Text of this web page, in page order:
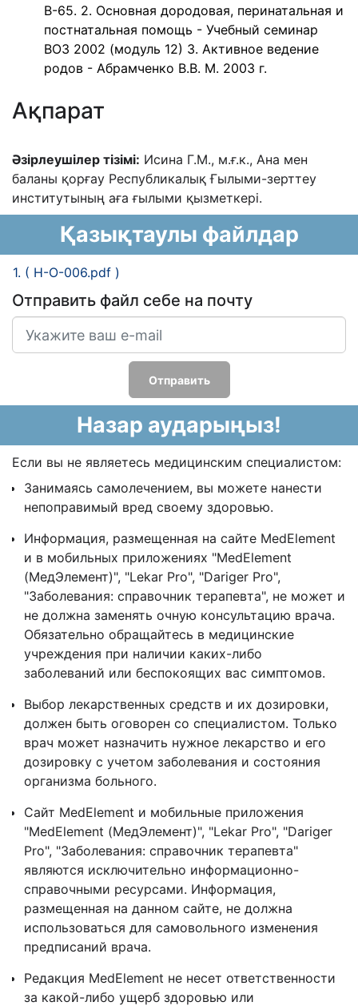
В-65. 2. Основная дородовая, перинатальная и
постнатальная помощь - Учебный семинар
ВОЗ 2002 (модуль 12) 3. Активное ведение
родов - Абрамченко В.В. М. 2003 г.
Ақпарат
Әзірлеушілер тізімі: Исина Г.М., м.ғ.к., Ана мен
баланы қорғау Республикалық Ғылыми-зерттеу
институтының аға ғылыми қызметкері.
Қазықтаулы файлдар
1. ( H-O-006.pdf )
Отправить файл себе на почту
Отправить
Назар аударыңыз!
Если вы не являетесь медицинским специалистом:
Занимаясь самолечением, вы можете нанести
непоправимый вред своему здоровью.
Информация, размещенная на сайте MedElement
и в мобильных приложениях "MedElement
(МедЭлемент)", "Lekar Pro", "Dariger Pro",
"Заболевания: справочник терапевта", не может и
не должна заменять очную консультацию врача.
Обязательно обращайтесь в медицинские
учреждения при наличии каких-либо
заболеваний или беспокоящих вас симптомов.
Выбор лекарственных средств и их дозировки,
должен быть оговорен со специалистом. Только
врач может назначить нужное лекарство и его
дозировку с учетом заболевания и состояния
организма больного.
Сайт MedElement и мобильные приложения
"MedElement (МедЭлемент)", "Lekar Pro", "Dariger
Pro", "Заболевания: справочник терапевта"
являются исключительно информационно-
справочными ресурсами. Информация,
размещенная на данном сайте, не должна
использоваться для самовольного изменения
предписаний врача.
Редакция MedElement не несет ответственности
за какой-либо ущерб здоровью или